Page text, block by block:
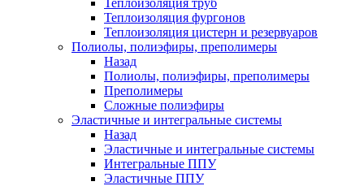
Теплоизоляция труб
Теплоизоляция фургонов
Теплоизоляция цистерн и резервуаров
Полиолы, полиэфиры, преполимеры
Назад
Полиолы, полиэфиры, преполимеры
Преполимеры
Сложные полиэфиры
Эластичные и интегральные системы
Назад
Эластичные и интегральные системы
Интегральные ППУ
Эластичные ППУ